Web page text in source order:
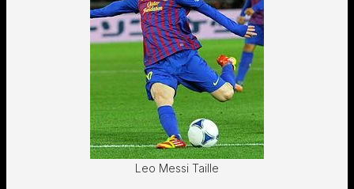
Leo Messi Taille